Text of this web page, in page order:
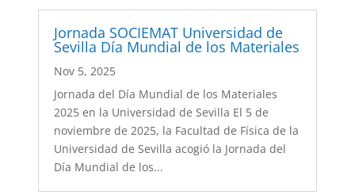
Jornada SOCIEMAT Universidad de
Sevilla Día Mundial de los Materiales
Nov 5, 2025
Jornada del Día Mundial de los Materiales
2025 en la Universidad de Sevilla El 5 de
noviembre de 2025, la Facultad de Física de la
Universidad de Sevilla acogió la Jornada del
Día Mundial de los...